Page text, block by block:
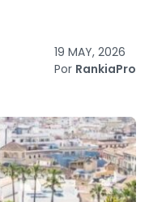
19 MAY, 2026
Por RankiaPro